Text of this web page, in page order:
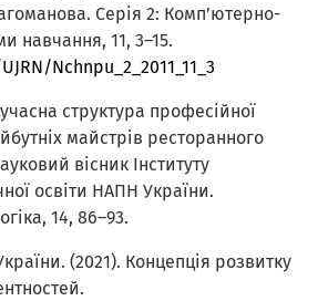
Серія 2: Комп’ютерно-
навчання, 11, 3–15.
Nchnpu_2_2011_11_3
структура професійної
майстрів ресторанного
вісник Інституту
освіти НАПН України.
14, 86–93.
(2021). Концепція розвитку